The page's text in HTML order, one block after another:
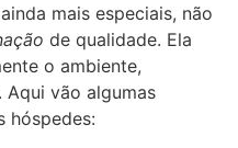
mais especiais, não
de qualidade. Ela
o ambiente,
Aqui vão algumas
hóspedes: